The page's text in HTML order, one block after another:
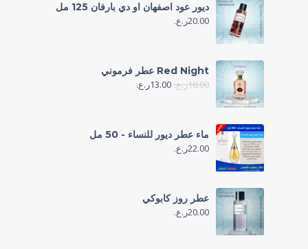
ديور عود اصفهان او دي بارفان 125 مل
20.00ر.ع.
Red Night عطر فرموني
18.00ر.ع. 13.00ر.ع.
ماء عطر ديور للنساء - 50 مل
22.00ر.ع.
عطر روز كابوكي
20.00ر.ع.